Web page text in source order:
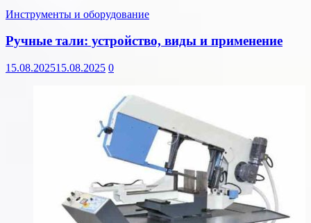
Инструменты и оборудование
Ручные тали: устройство, виды и применение
15.08.202515.08.2025 0